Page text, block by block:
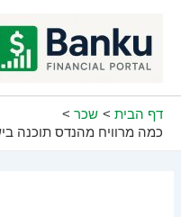
דף הבית
שכר
כמה מרוויח מהנדס תוכנה